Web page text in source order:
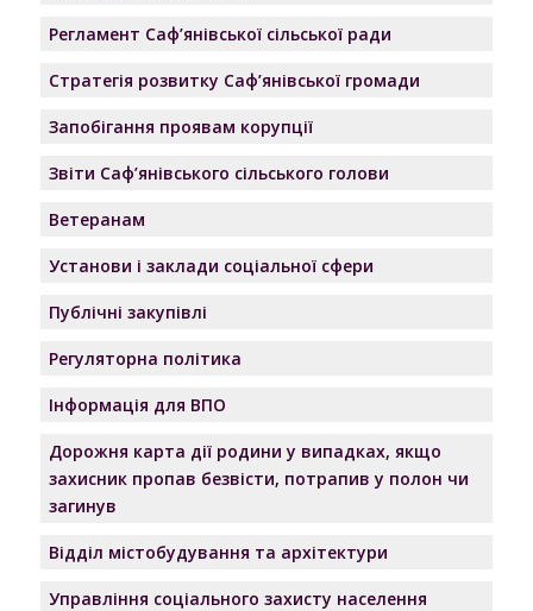
Регламент Саф’янівської сільської ради
Стратегія розвитку Саф’янівської громади
Запобігання проявам корупції
Звіти Саф’янівського сільського голови
Ветеранам
Установи і заклади соціальної сфери
Публічні закупівлі
Регуляторна політика
Інформація для ВПО
Дорожня карта дії родини у випадках, якщо
захисник пропав безвісти, потрапив у полон чи
загинув
Відділ містобудування та архітектури
Управління соціального захисту населення